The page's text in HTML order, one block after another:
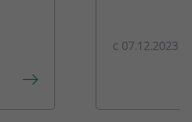
c 07.12.2023